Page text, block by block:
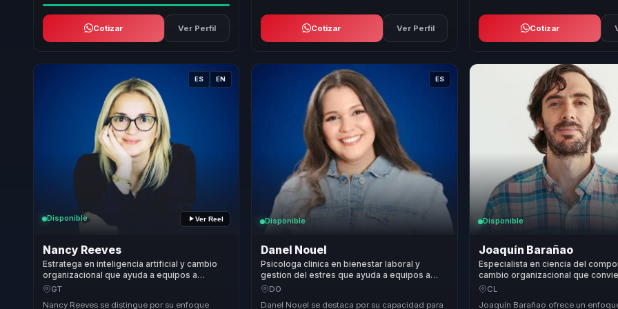
Cotizar Ver Perfil Cotizar Ver Perfil Cotizar
ES EN
Disponible Ver Reel
Nancy Reeves
Estratega en inteligencia artificial y cambio
organizacional que ayuda a equipos a
convertir IA responsable en aprendizaje,
GT
Nancy Reeves se distingue por su enfoque
ES
Disponible
Danel Nouel
Psicologa clinica en bienestar laboral y
gestion del estres que ayuda a equipos a
convertir salud mental en comunicacion,
DO
Danel Nouel se destaca por su capacidad para
Disponible
Joaquín Barañao
Especialista en ciencia del
cambio organizacional que
complejidad y sesgos en claridad
CL
Joaquín Barañao ofrece un